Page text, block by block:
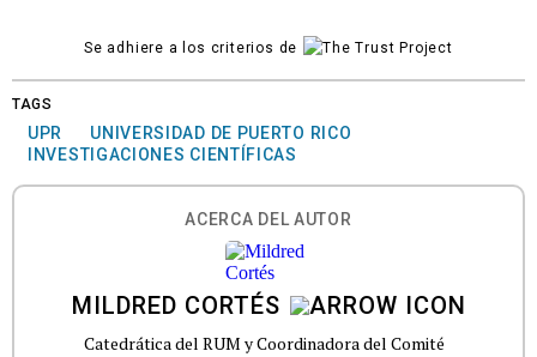
Se adhiere a los criterios de
TAGS
UPR
UNIVERSIDAD DE PUERTO RICO
INVESTIGACIONES CIENTÍFICAS
ACERCA DEL AUTOR
MILDRED CORTÉS
Catedrática del RUM y Coordinadora del Comité